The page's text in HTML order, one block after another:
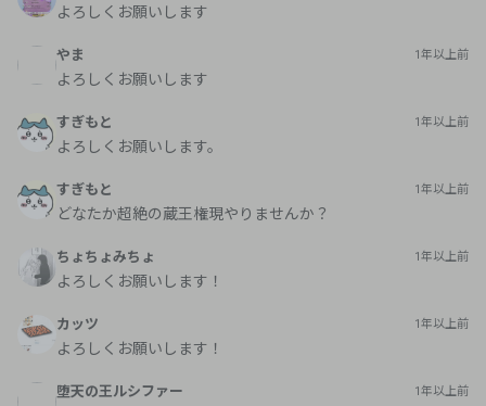
よろしくお願いします
やま 1年以上前
よろしくお願いします
すぎもと 1年以上前
よろしくお願いします。
すぎもと 1年以上前
どなたか超絶の蔵王権現やりませんか？
ちょちょみちょ 1年以上前
よろしくお願いします！
カッツ 1年以上前
よろしくお願いします！
堕天の王ルシファー 1年以上前